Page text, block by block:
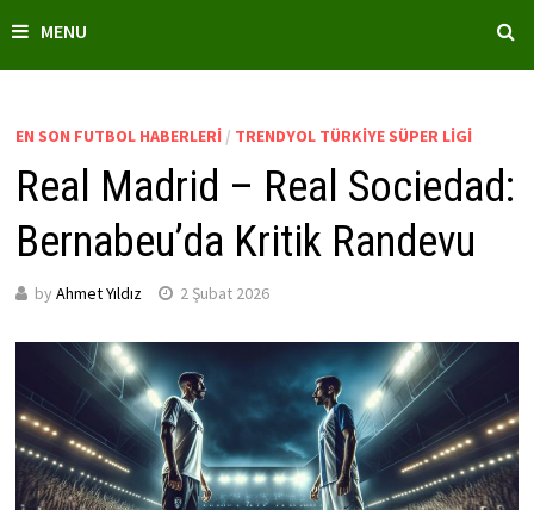
MENU
EN SON FUTBOL HABERLERI/ TRENDYOL TÜRKIYE SÜPER LIGI
Real Madrid – Real Sociedad:
Bernabeu’da Kritik Randevu
by Ahmet Yıldız 2 Şubat 2026